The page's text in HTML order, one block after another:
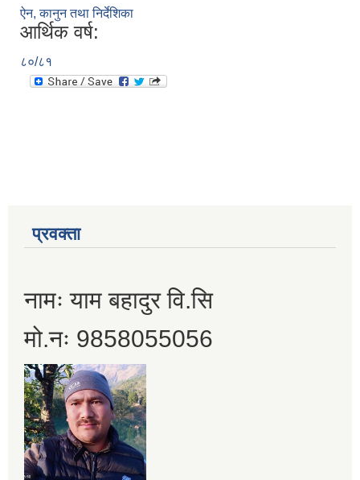
ऐन, कानुन तथा निर्देशिका
आर्थिक वर्ष:
८०/८१
प्रवक्ता
नामः याम बहादुर वि.सि
मो.नः 9858055056